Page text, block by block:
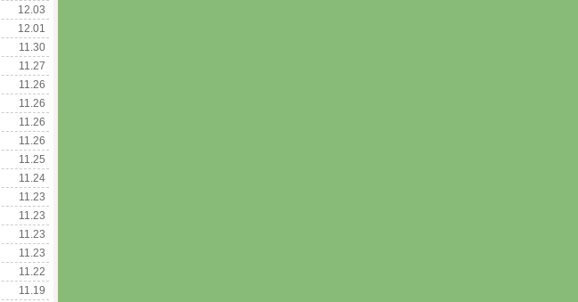
12.03
12.01
11.30
11.27
11.26
11.26
11.26
11.26
11.25
11.24
11.23
11.23
11.23
11.23
11.22
11.19